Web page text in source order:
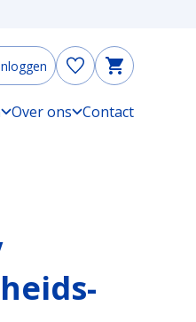
Over ons Contact